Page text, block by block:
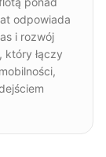
odpowiada
i rozwój
który łączy